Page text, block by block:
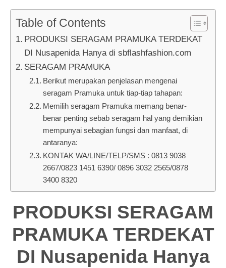
Table of Contents
PRODUKSI SERAGAM PRAMUKA TERDEKAT
DI Nusapenida Hanya di sbflashfashion.com
SERAGAM PRAMUKA
Berikut merupakan penjelasan mengenai
seragam Pramuka untuk tiap-tiap tahapan:
Memilih seragam Pramuka memang benar-
benar penting sebab seragam hal yang demikian
mempunyai sebagian fungsi dan manfaat, di
antaranya:
KONTAK WA/LINE/TELP/SMS : 0813 9038
2667/0823 1451 6390/ 0896 3032 2565/0878
3400 8320
PRODUKSI SERAGAM
PRAMUKA TERDEKAT
DI Nusapenida Hanya